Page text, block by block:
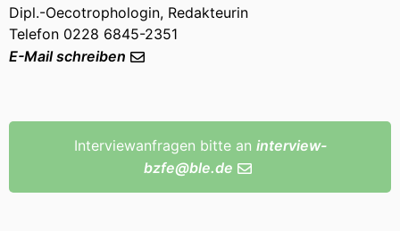
Dipl.-Oecotrophologin, Redakteurin
Telefon 0228 6845-2351
E-Mail schreiben
Interviewanfragen bitte an interview-
bzfe@ble.de